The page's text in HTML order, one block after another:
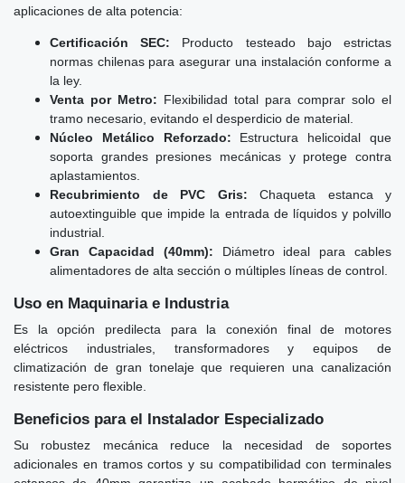
aplicaciones de alta potencia:
Certificación SEC: Producto testeado bajo estrictas
normas chilenas para asegurar una instalación conforme a
la ley.
Venta por Metro: Flexibilidad total para comprar solo el
tramo necesario, evitando el desperdicio de material.
Núcleo Metálico Reforzado: Estructura helicoidal que
soporta grandes presiones mecánicas y protege contra
aplastamientos.
Recubrimiento de PVC Gris: Chaqueta estanca y
autoextinguible que impide la entrada de líquidos y polvillo
industrial.
Gran Capacidad (40mm): Diámetro ideal para cables
alimentadores de alta sección o múltiples líneas de control.
Uso en Maquinaria e Industria
Es la opción predilecta para la conexión final de motores
eléctricos industriales, transformadores y equipos de
climatización de gran tonelaje que requieren una canalización
resistente pero flexible.
Beneficios para el Instalador Especializado
Su robustez mecánica reduce la necesidad de soportes
adicionales en tramos cortos y su compatibilidad con terminales